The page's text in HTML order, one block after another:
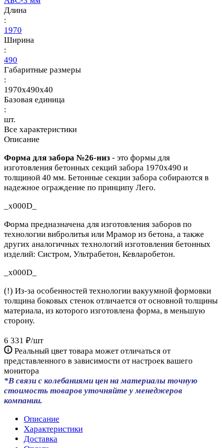
Длина
:
1970
Ширина
:
490
Габаритные размеры
:
1970x490x40
Базовая единица
:
шт.
Все характеристики
Описание
Форма для забора №26-низ - это формы для
изготовления бетонных секций забора 1970х490 и
толщиной 40 мм. Бетонные секции забора собираются в
надежное ограждение по принципу Лего.
_x000D_
Форма предназначена для изготовления заборов по
технологии вибролитья или Мрамор из бетона, а также
других аналогичных технологий изготовления бетонных
изделий: Систром, Ультрабетон, Кевларобетон.
_x000D_
(!) Из-за особенностей технологии вакуумной формовки
толщина боковых стенок отличается от основной толщины
материала, из которого изготовлена форма, в меньшую
сторону.
6 331 ₽/шт
Реальный цвет товара может отличаться от
представленного в зависимости от настроек вашего
монитора
*В связи с колебаниями цен на материалы точную
стоимость товаров уточняйте у менеджеров
компании.
Описание
Характеристики
Доставка